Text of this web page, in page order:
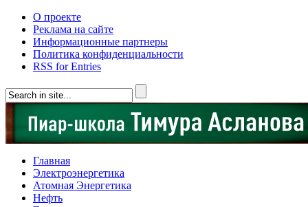
О проекте
Реклама на сайте
Информационные партнеры
Политика конфиденциальности
RSS for Entries
Главная
Электроэнергетика
Атомная Энергетика
Нефть